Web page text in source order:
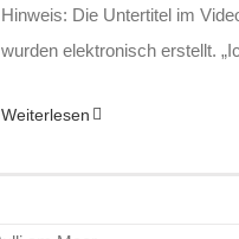
Hinweis: Die Untertitel im
wurden elektronisch erstellt.
Weiterlesen